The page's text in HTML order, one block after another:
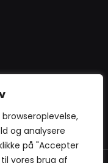
og analysere
på "Accepter
vores brug af
byNemBestil ApS